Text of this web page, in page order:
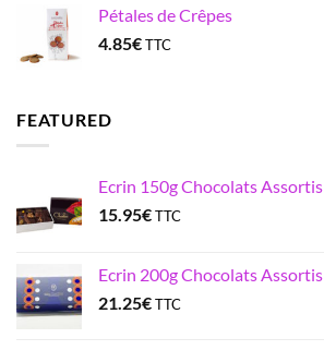
Pétales de Crêpes
4.85€TTC
FEATURED
Ecrin 150g Chocolats Assortis
15.95€TTC
Ecrin 200g Chocolats Assortis
21.25€TTC